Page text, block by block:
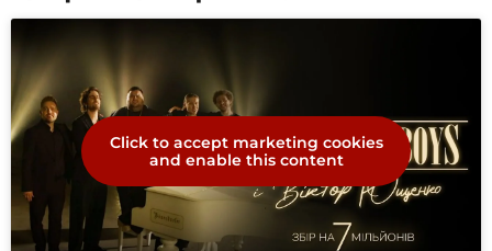
Click to accept marketing cookies
and enable this content